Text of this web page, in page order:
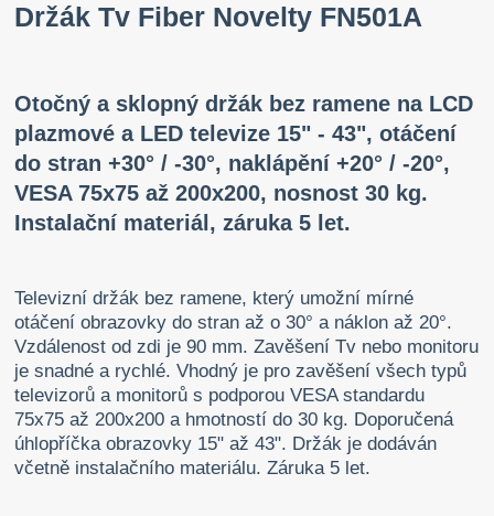
Držák Tv Fiber Novelty FN501A
Otočný a sklopný držák bez ramene na LCD
plazmové a LED televize 15" - 43", otáčení
do stran +30° / -30°, naklápění +20° / -20°,
VESA 75x75 až 200x200, nosnost 30 kg.
Instalační materiál, záruka 5 let.
Televizní držák bez ramene, který umožní mírné
otáčení obrazovky do stran až o 30° a náklon až 20°.
Vzdálenost od zdi je 90 mm. Zavěšení Tv nebo monitoru
je snadné a rychlé. Vhodný je pro zavěšení všech typů
televizorů a monitorů s podporou VESA standardu
75x75 až 200x200 a hmotností do 30 kg. Doporučená
úhlopříčka obrazovky 15" až 43". Držák je dodáván
včetně instalačního materiálu. Záruka 5 let.